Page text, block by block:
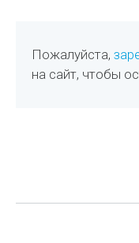
Пожалуйста,
на сайт, чтобы